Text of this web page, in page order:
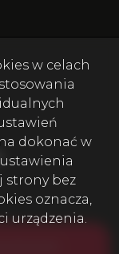
w celach
dokonać w
strony bez
oznacza,
urządzenia.